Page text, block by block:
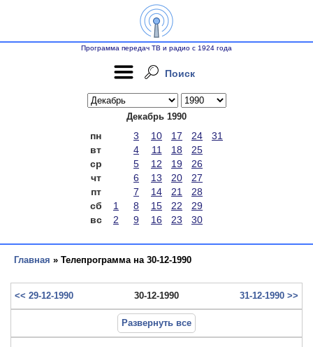
Программа передач ТВ и радио с 1924 года
Поиск
Декабрь 1990
пн 3 10 17 24
31
вт
4 11 18
25
ср
5 12 19
26
чт
6 13 20
27
пт
7 14 21
28
сб
1 8 15 22
29
вс
2 9 16 23 30
Главная » Телепрограмма на 30-12-1990
<< 29-12-1990 30-12-1990 31-12-1990 >>
Развернуть все